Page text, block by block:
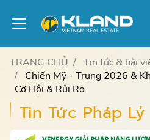
TRANG CHỦ
Tin tức & bài
Chiến Mỹ - Trung 2026 &
Cơ Hội & Rủi Ro
Tin Tức Pháp Lý